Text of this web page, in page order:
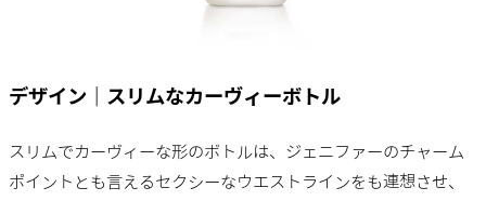
デザイン｜スリムなカーヴィーボトル
スリムでカーヴィーな形のボトルは、ジェニファーのチャーム
ポイントとも言えるセクシーなウエストラインをも連想させ、